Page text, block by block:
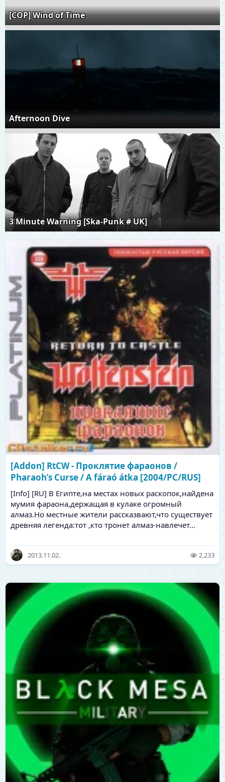
[COP] Wind of Time
Afternoon Dive
3 Minute Warning [Ska-Punk # UK]
[Addon] RtCW - Проклятие фараонов /
Pharaoh’s Curse / A fáraó átka [2004/PC/RUS]
[Info] [RU] В Египте,на местах новых раскопок,найдена
мумия фараона,держащая в кулаке огромный
алмаз.Но местные жители рассказвают,что существует
древняя легенда:тот ,кто тронет алмаз-навлечет...
2013.11.02. 2,233